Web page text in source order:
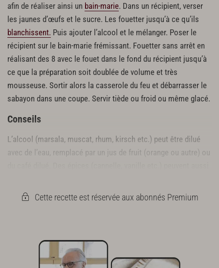
afin de réaliser ainsi un bain-marie. Dans un récipient, verser
les jaunes d’œufs et le sucre. Les fouetter jusqu’à ce qu’ils
blanchissent. Puis ajouter l’alcool et le mélanger. Poser le
récipient sur le bain-marie frémissant. Fouetter sans arrêt en
réalisant des 8 avec le fouet dans le fond du récipient jusqu’à
ce que la préparation soit doublée de volume et très
mousseuse. Sortir alors la casserole du feu et débarrasser le
sabayon dans une coupe. Servir tiède ou froid ou même glacé.
Conseils
L’alcool (marsala, muscat, rhum, kirsch etc.) peut être dilué
avec de l’eau, remplacé par un jus de fruit (orange ou autre) ou
Cette recette est réservée aux abonnés Premium